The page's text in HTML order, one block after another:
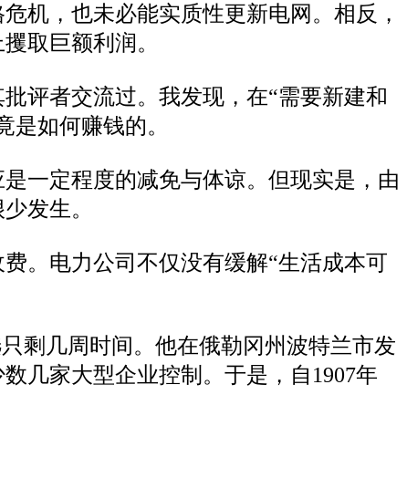
机，也未必能实质性更新电网。相反，
取巨额利润。
评者交流过。我发现，在“需要新建和
如何赚钱的。
一定程度的减免与体谅。但现实是，由
发生。
。电力公司不仅没有缓解“生活成本可
剩几周时间。他在俄勒冈州波特兰市发
几家大型企业控制。于是，自1907年